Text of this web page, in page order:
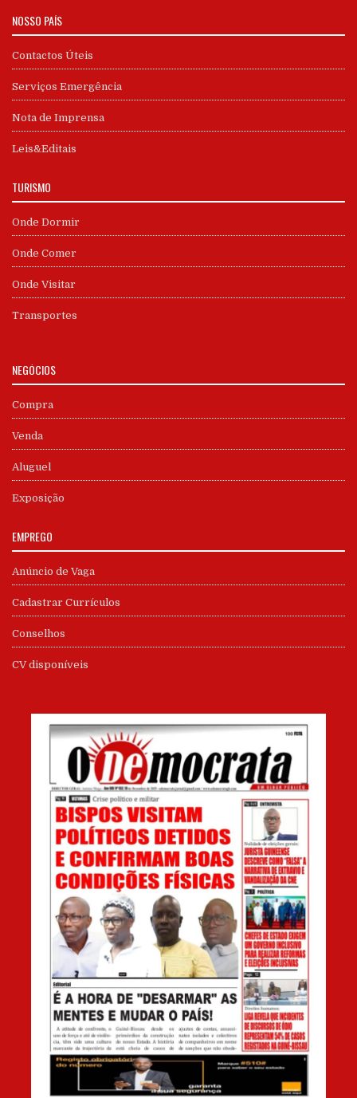
NOSSO PAÍS
Contactos Úteis
Serviços Emergência
Nota de Imprensa
Leis&Editais
TURISMO
Onde Dormir
Onde Comer
Onde Visitar
Transportes
NEGÓCIOS
Compra
Venda
Aluguel
Exposição
EMPREGO
Anúncio de Vaga
Cadastrar Currículos
Conselhos
CV disponíveis